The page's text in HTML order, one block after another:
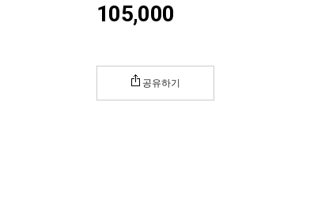
105,000
공유하기